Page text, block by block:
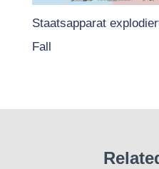
Staatsapparat
Fall